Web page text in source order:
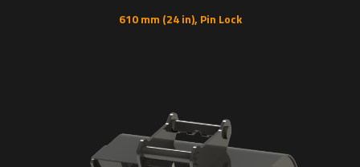
610 mm (24 in), Pin Lock